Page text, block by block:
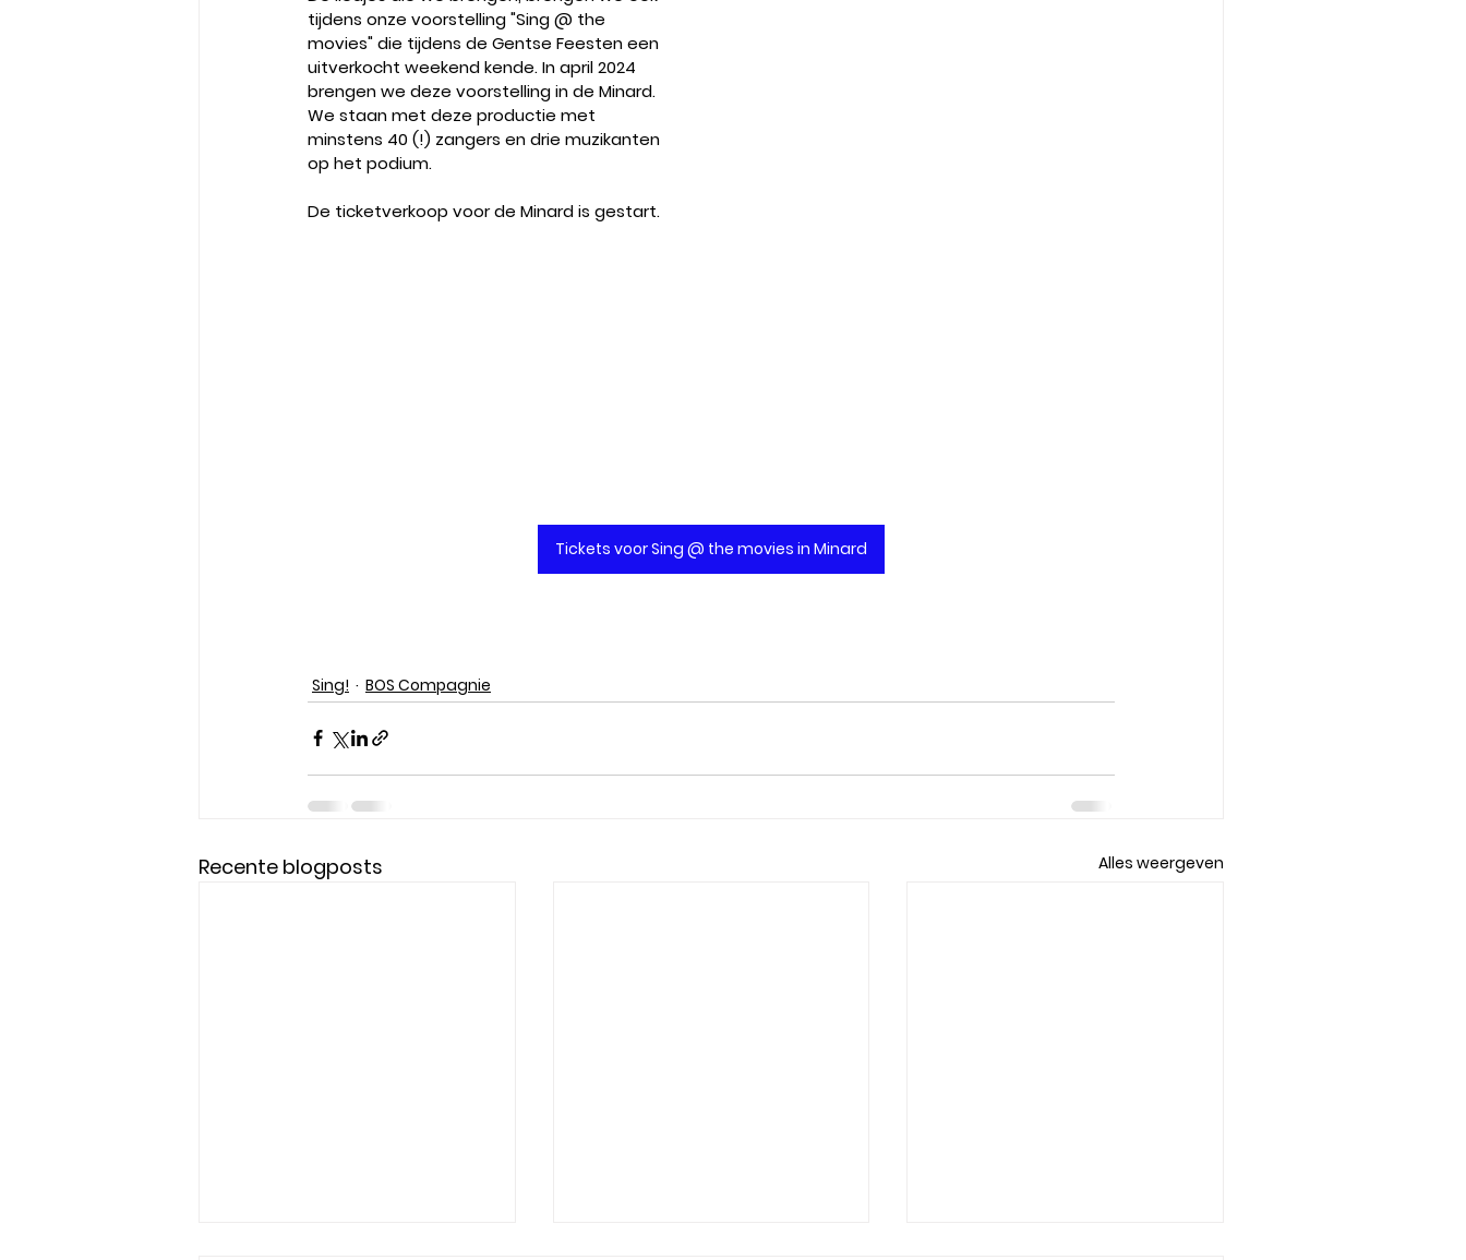
tijdens onze voorstelling "Sing @ the
movies" die tijdens de Gentse Feesten een
uitverkocht weekend kende. In april 2024
brengen we deze voorstelling in de Minard.
We staan met deze productie met
minstens 40 (!) zangers en drie muzikanten
op het podium.
De ticketverkoop voor de Minard is gestart.
Tickets voor Sing @ the movies in Minard
Sing! BOS Compagnie
Recente blogposts Alles weergeven